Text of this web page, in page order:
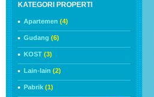
KATEGORI PROPERTI
Apartemen (4)
Gudang (6)
KOST (3)
Lain-lain (2)
Pabrik (1)